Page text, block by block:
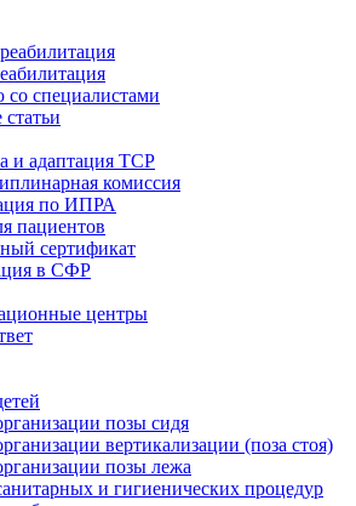
специалистами
и адаптация ТСР
комиссия
по ИПРА
пациентов
сертификат
в СФР
центры
позы сидя
вертикализации (поза стоя)
позы лежа
и гигиенических процедур